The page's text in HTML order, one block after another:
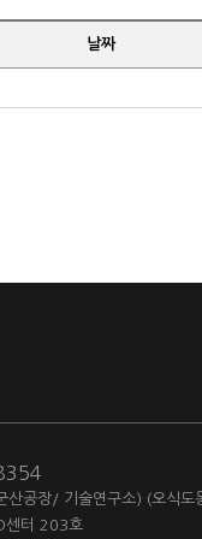
날짜
공장/ 기술연구소) (오식도
센터 203호